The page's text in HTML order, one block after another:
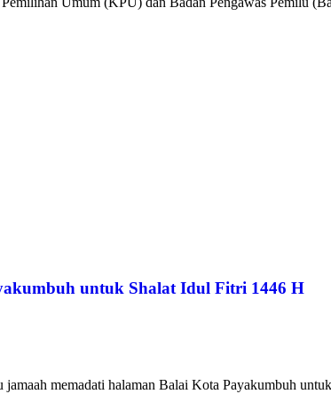
untuk Shalat Idul Fitri 1446 H
memadati halaman Balai Kota Payakumbuh